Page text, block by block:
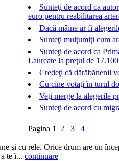
Sunteţi de acord ca
euro pentru reabilitarea
Dacă mâine ar fi
Sunteţi mulţumiţi cum
Sunteţi de acord ca
Laureate la preţul de
Credeţi că dărăbănenii
Cu cine votaţi în turul
Veţi merge la alegerile
Sunteţi de acord cu
Pagina 1 2 3
4
şi cu rele. Orice drum are un
te î... continuare